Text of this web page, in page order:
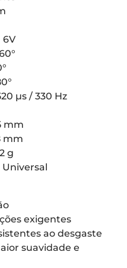
6V
µs / 330 Hz
mm
mm
g
exigentes
ao desgaste
suavidade e